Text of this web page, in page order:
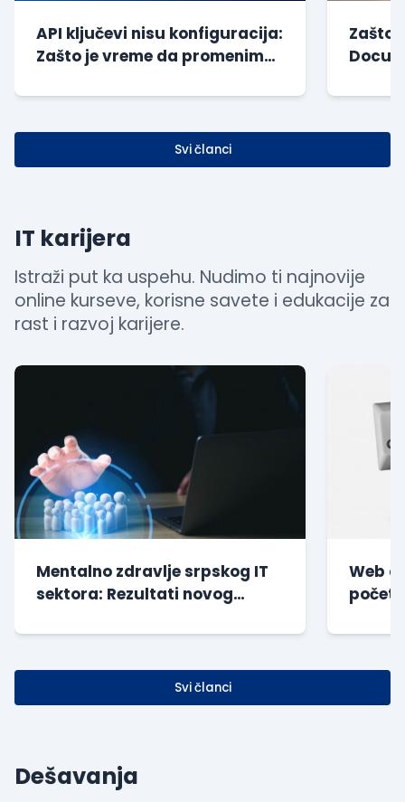
API ključevi nisu konfiguracija:
Zašto je vreme da promenimo
Zašto
Svi članci
IT karijera
Istraži put ka uspehu. Nudimo ti najnovije
online kurseve, korisne savete i edukacije za
rast i razvoj karijere.
Mentalno zdravlje srpskog IT
sektora: Rezultati novog
Web
Svi članci
Dešavanja